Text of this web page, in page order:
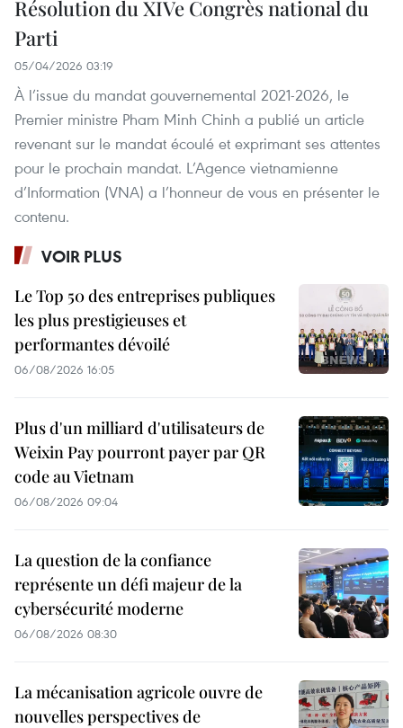
Résolution du XIVe Congrès national du
Parti
05/04/2026 03:19
À l’issue du mandat gouvernemental 2021-2026, le
Premier ministre Pham Minh Chinh a publié un article
revenant sur le mandat écoulé et exprimant ses attentes
pour le prochain mandat. L’Agence vietnamienne
d’Information (VNA) a l’honneur de vous en présenter le
contenu.
VOIR PLUS
Le Top 50 des entreprises publiques
les plus prestigieuses et
performantes dévoilé
06/08/2026 16:05
Plus d'un milliard d'utilisateurs de
Weixin Pay pourront payer par QR
code au Vietnam
06/08/2026 09:04
La question de la confiance
représente un défi majeur de la
cybersécurité moderne
06/08/2026 08:30
La mécanisation agricole ouvre de
nouvelles perspectives de